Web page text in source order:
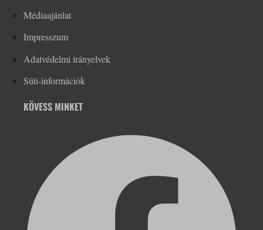
Médiaajánlat
Impresszum
Adatvédelmi irányelvek
Süti-információk
KÖVESS MINKET